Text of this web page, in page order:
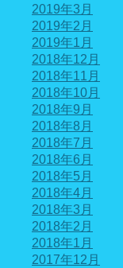
2019年3月
2019年2月
2019年1月
2018年12月
2018年11月
2018年10月
2018年9月
2018年8月
2018年7月
2018年6月
2018年5月
2018年4月
2018年3月
2018年2月
2018年1月
2017年12月